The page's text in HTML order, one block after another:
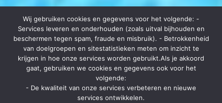
Op zomerbrochure.be kan je terecht voor het bestellen van
reisbrochures, het lastminute aanbod van vele reisorganisaties en hot
deals. Ga je op vakantie? Ga dan eerst langs zomerbrochure.be voor
Contact
Wij gebruiken cookies en gegevens voor het volgende: -
Services leveren en onderhouden (zoals uitval bijhouden en
beschermen tegen spam, fraude en misbruik). - Betrokkenheid
van doelgroepen en sitestatistieken meten om inzicht te
krijgen in hoe onze services worden gebruikt.Als je akkoord
gaat, gebruiken we cookies en gegevens ook voor het
volgende:
- De kwaliteit van onze services verbeteren en nieuwe
services ontwikkelen.